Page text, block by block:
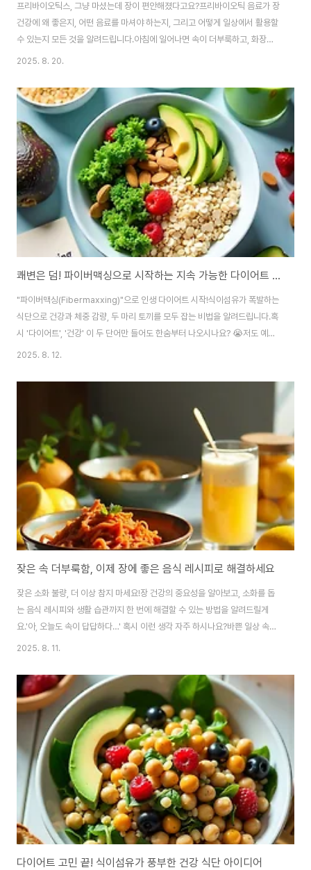
프리바이오틱스, 그냥 마셨는데 장이 편안해졌다고요?프리바이오틱 음료가 장
건강에 왜 좋은지, 어떤 음료를 마셔야 하는지, 그리고 어떻게 일상에서 활용할
수 있는지 모든 것을 알려드립니다.아침에 일어나면 속이 더부룩하고, 화장실
가기가 불편해서 하루 종일 찝찝했던 경험, 다들 있으시죠?저도 예전에는 그랬
많아서 포기하게 되더라고요.근데 우연히 프리바이오틱스 음료를 꾸준히 마시
기 시작하면서부터는 속이 정말 편해졌어요.오늘은 저처럼 장 때문에 고민이
많으신 분들을 위해 프리바이오틱스 음료에 대한 모든 것을 솔직하게 이야기해
볼게요.프리바이오틱스란 정확히 무엇일까요? 🤔많은 분들이 프로바이오틱스
와 프리바이오틱스를 헷갈려 하시는데요, ..
2025. 8. 20.
쾌변은 덤! 파이버맥싱으로 시작하는 지속 가능한 다이어트 식단 가이드
"파이버맥싱(Fibermaxxing)"으로 인생 다이어트 시작!식이섬유가 폭발하는
식단으로 건강과 체중 감량, 두 마리 토끼를 모두 잡는 비법을 알려드립니다.혹
시 '다이어트', '건강' 이 두 단어만 들어도 한숨부터 나오시나요? 😭저도 예전
에는 무조건 굶거나 힘든 운동만 고집하다가 번번이 실패하곤 했어요.그런데
에 적용해보니 몸이 정말 가벼워지는 것을 느꼈답니다!오늘은 제가 직접 경험
으신 분들이라면 끝까지 함께해 주세요! 😊파이버맥싱(Fibermaxxing)이란?
🤔파이버맥싱은 말 그대로 ‘식이섬유(Fiber)’와 ‘최대화(Maximizing)’..
2025. 8. 12.
잦은 속 더부룩함, 이제 장에 좋은 음식 레시피로 해결하세요
잦은 소화 불량, 더 이상 참지 마세요!장 건강의 중요성을 알아보고, 소화를 돕
는 음식 레시피와 생활 습관까지 한 번에 해결할 수 있는 방법을 알려드릴게
요.'아, 오늘도 속이 답답하다…' 혹시 이런 생각 자주 하시나요?바쁜 일상 속에
서 불규칙한 식습관, 스트레스 때문에 저도 늘 소화 불량에 시달리곤 했거든요.
순히 배변 활동뿐만 아니라, 피부도 맑아지고 몸도 가벼워지는 느낌이랄까요?
😊오늘은 저처럼 장 건강 때문에 고민이신 분들을 위해,소화가 잘 되는 음식 레
시피와 함께 실질적인 생활 팁들을 모아봤어요.함께 건강한 장을 위한 여정을
시작해 볼까요?왜 장 건강이 중요할까요? 🤔'장'이라고 하면 흔히 '소화'만 생
각하기 쉽지만, 사..
2025. 8. 11.
다이어트 고민 끝! 식이섬유가 풍부한 건강 식단 아이디어